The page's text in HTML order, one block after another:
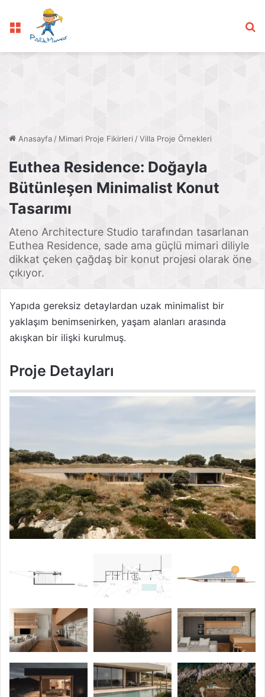
Menü
Anasayfa / Mimari Proje Fikirleri /Villa Proje Örnekleri
Euthea Residence: Doğayla
Bütünleşen Minimalist Konut
Tasarımı
Ateno Architecture Studio tarafından tasarlanan
Euthea Residence, sade ama güçlü mimari diliyle
dikkat çeken çağdaş bir konut projesi olarak öne
çıkıyor.
Yapıda gereksiz detaylardan uzak minimalist bir
yaklaşım benimsenirken, yaşam alanları arasında
akışkan bir ilişki kurulmuş.
Proje Detayları